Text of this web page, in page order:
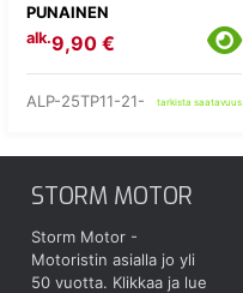
PUNAINEN
alk.9,90 €
ALP-25TP11-21- tarkista saatavuus
STORM MOTOR
Storm Motor -
Motoristin asialla jo yli
50 vuotta. Klikkaa ja lue